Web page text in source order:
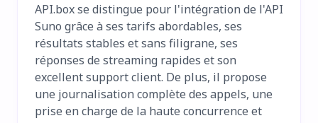
API.box se distingue pour l'intégration de l'API
Suno grâce à ses tarifs abordables, ses
résultats stables et sans filigrane, ses
réponses de streaming rapides et son
excellent support client. De plus, il propose
une journalisation complète des appels, une
prise en charge de la haute concurrence et